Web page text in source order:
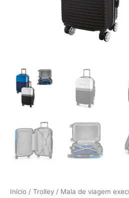
Início / Trolley / Mala de viagem